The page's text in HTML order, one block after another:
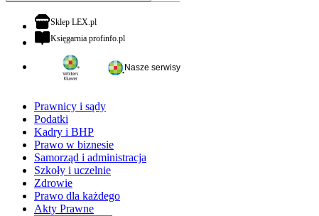
Sklep LEX.plotwiera się w nowej karcie
Księgarnia profinfo.plotwiera się w nowej karcie
Nasze serwisy
Prawnicy i sądy
Podatki
Kadry i BHP
Prawo w biznesie
Samorząd i administracja
Szkoły i uczelnie
Zdrowie
Prawo dla każdego
Akty Prawne